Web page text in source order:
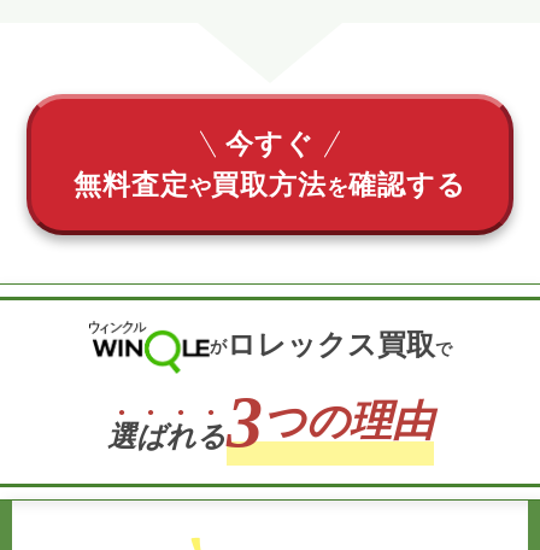
今すぐ
無料査定や買取方法を確認する
がロレックス買取で
選ばれる3つの理由